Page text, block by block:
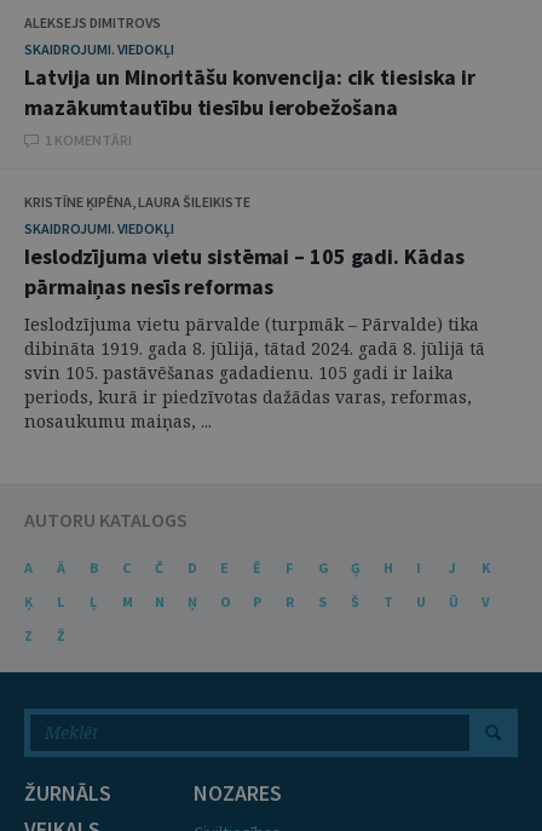
ALEKSEJS DIMITROVS
SKAIDROJUMI. VIEDOKĻI
Latvija un Minoritāšu konvencija: cik tiesiska ir
mazākumtautību tiesību ierobežošana
1 KOMENTĀRI
KRISTĪNE ĶIPĒNA, LAURA ŠILEIKISTE
SKAIDROJUMI. VIEDOKĻI
Ieslodzījuma vietu sistēmai – 105 gadi. Kādas
pārmaiņas nesīs reformas
Ieslodzījuma vietu pārvalde (turpmāk – Pārvalde) tika
dibināta 1919. gada 8. jūlijā, tātad 2024. gadā 8. jūlijā tā
svin 105. pastāvēšanas gadadienu. 105 gadi ir laika
periods, kurā ir piedzīvotas dažādas varas, reformas,
nosaukumu maiņas, ...
AUTORU KATALOGS
A Ā B C Č D E Ē F G Ģ H I J
K
Ķ
L Ļ M N Ņ O P R S Š T U Ū
V
Z
Ž
ŽURNĀLS
NOZARES